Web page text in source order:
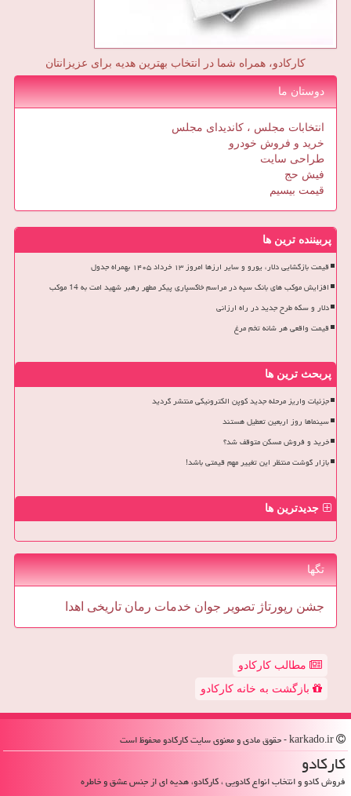
کارکادو، همراه شما در انتخاب بهترین هدیه برای عزیزانتان
دوستان ما
انتخابات مجلس ، کاندیدای مجلس
خرید و فروش خودرو
طراحی سایت
فیش حج
قیمت بیسیم
پربیننده ترین ها
قیمت بازگشایی دلار، یورو و سایر ارزها امروز ۱۳ خرداد ۱۴۰۵ بهمراه جدول
افزایش موکب های بانک سپه در مراسم خاکسپاری پیکر مطهر رهبر شهید امت به 14 موکب
دلار و سکه طرح جدید در راه ارزانی
قیمت واقعی هر شانه تخم مرغ
پربحث ترین ها
جزئیات واریز مرحله جدید کوپن الکترونیکی منتشر گردید
سینماها روز اربعین تعطیل هستند
خرید و فروش مسکن متوقف شد؟
بازار گوشت منتظر این تغییر مهم قیمتی باشد!
جدیدترین ها
تگها
جشن رپورتاژ تصویر جوان خدمات رمان تاریخی اهدا
مطالب کارکادو
بازگشت به خانه کارکادو
كاركادو
فروش کادو و انتخاب انواع کادویی ، کارکادو، هدیه ای از جنس عشق و خاطره